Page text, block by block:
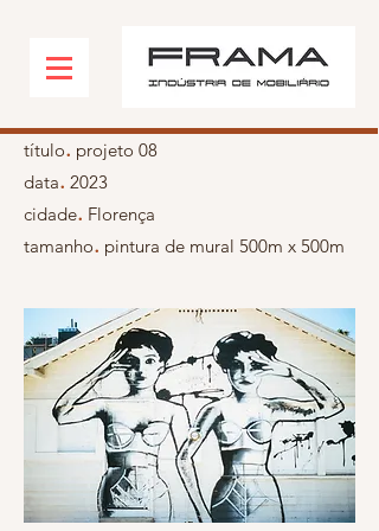
título. projeto 08
data. 2023
cidade. Florença
tamanho. pintura de mural 500m x 500m